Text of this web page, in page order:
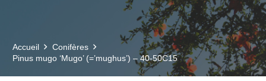
Accueil
Conifères
Pinus mugo ‘Mugo’ (=’mughus’) – 40-50C15